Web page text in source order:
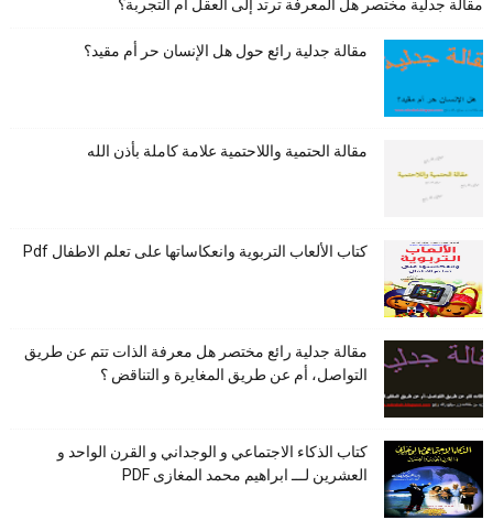
مقالة جدلية مختصر هل المعرفة ترتد إلى العقل أم التجربة؟
مقالة جدلية رائع حول هل الإنسان حر أم مقيد؟
مقالة الحتمية واللاحتمية علامة كاملة بأذن الله
كتاب الألعاب التربوية وانعكاساتها على تعلم الاطفال Pdf
مقالة جدلية رائع مختصر هل معرفة الذات تتم عن طريق
التواصل، أم عن طريق المغايرة و التناقض ؟
كتاب الذكاء الاجتماعي و الوجداني و القرن الواحد و
العشرين لـــ ابراهيم محمد المغازى PDF